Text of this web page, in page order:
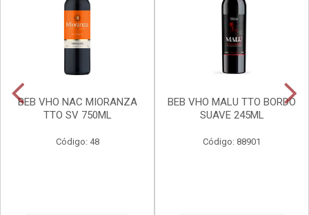
BEB VHO NAC MIORANZA
TTO SV 750ML
Código: 48
BEB VHO MALU TTO BORDO
SUAVE 245ML
Código: 88901